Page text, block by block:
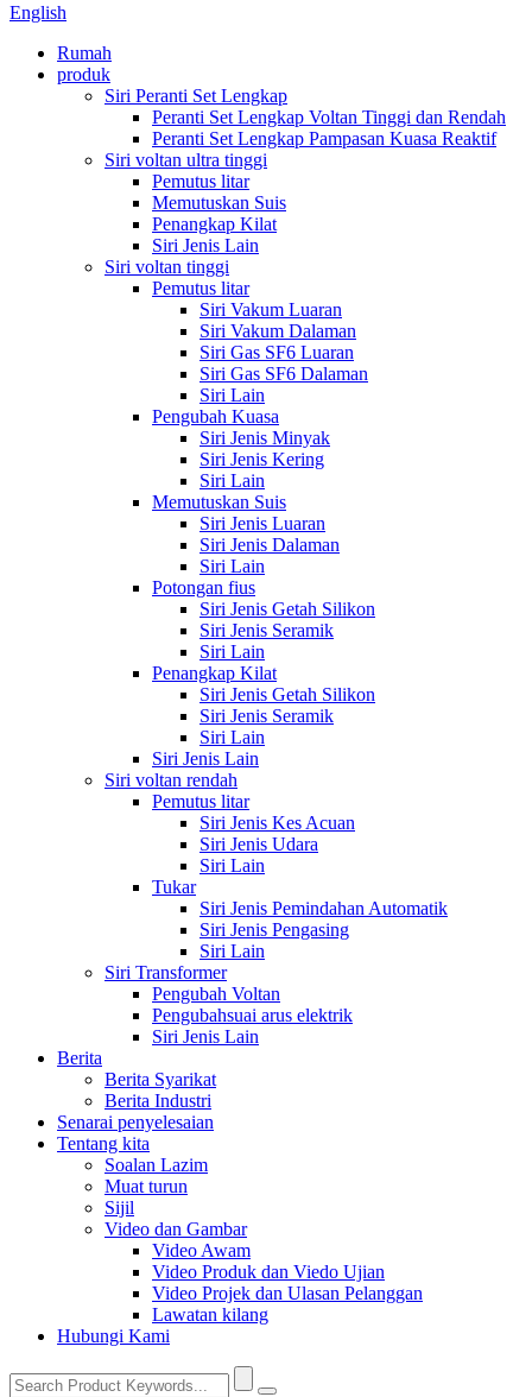
English
Rumah
produk
Siri Peranti Set Lengkap
Peranti Set Lengkap Voltan Tinggi dan Rendah
Peranti Set Lengkap Pampasan Kuasa Reaktif
Siri voltan ultra tinggi
Pemutus litar
Memutuskan Suis
Penangkap Kilat
Siri Jenis Lain
Siri voltan tinggi
Pemutus litar
Siri Vakum Luaran
Siri Vakum Dalaman
Siri Gas SF6 Luaran
Siri Gas SF6 Dalaman
Siri Lain
Pengubah Kuasa
Siri Jenis Minyak
Siri Jenis Kering
Siri Lain
Memutuskan Suis
Siri Jenis Luaran
Siri Jenis Dalaman
Siri Lain
Potongan fius
Siri Jenis Getah Silikon
Siri Jenis Seramik
Siri Lain
Penangkap Kilat
Siri Jenis Getah Silikon
Siri Jenis Seramik
Siri Lain
Siri Jenis Lain
Siri voltan rendah
Pemutus litar
Siri Jenis Kes Acuan
Siri Jenis Udara
Siri Lain
Tukar
Siri Jenis Pemindahan Automatik
Siri Jenis Pengasing
Siri Lain
Siri Transformer
Pengubah Voltan
Pengubahsuai arus elektrik
Siri Jenis Lain
Berita
Berita Syarikat
Berita Industri
Senarai penyelesaian
Tentang kita
Soalan Lazim
Muat turun
Sijil
Video dan Gambar
Video Awam
Video Produk dan Viedo Ujian
Video Projek dan Ulasan Pelanggan
Lawatan kilang
Hubungi Kami